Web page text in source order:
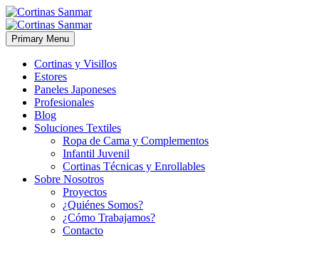
Primary Menu
Cortinas y Visillos
Estores
Paneles Japoneses
Profesionales
Blog
Soluciones Textiles
Ropa de Cama y Complementos
Infantil Juvenil
Cortinas Técnicas y Enrollables
Sobre Nosotros
Proyectos
¿Quiénes Somos?
¿Cómo Trabajamos?
Contacto